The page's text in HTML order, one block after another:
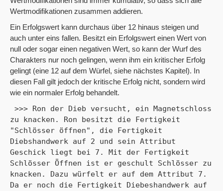
Wertmodifikationen zusammen addieren.
Ein Erfolgswert kann durchaus über 12 hinaus steigen und
auch unter eins fallen. Besitzt ein Erfolgswert einen Wert von
null oder sogar einen negativen Wert, so kann der Wurf des
Charakters nur noch gelingen, wenn ihm ein kritischer Erfolg
gelingt (eine 12 auf dem Würfel, siehe nächstes Kapitel). In
diesen Fall gilt jedoch der kritische Erfolg nicht, sondern wird
wie ein normaler Erfolg behandelt.
>>> Ron der Dieb versucht, ein Magnetschloss
zu knacken. Ron besitzt die Fertigkeit
"Schlösser öffnen", die Fertigkeit
Diebshandwerk auf 2 und sein Attribut
Geschick liegt bei 7. Mit der Fertigkeit
Schlösser Öffnen ist er geschult Schlösser zu
knacken. Dazu würfelt er auf dem Attribut 7.
Da er noch die Fertigkeit Diebeshandwerk auf